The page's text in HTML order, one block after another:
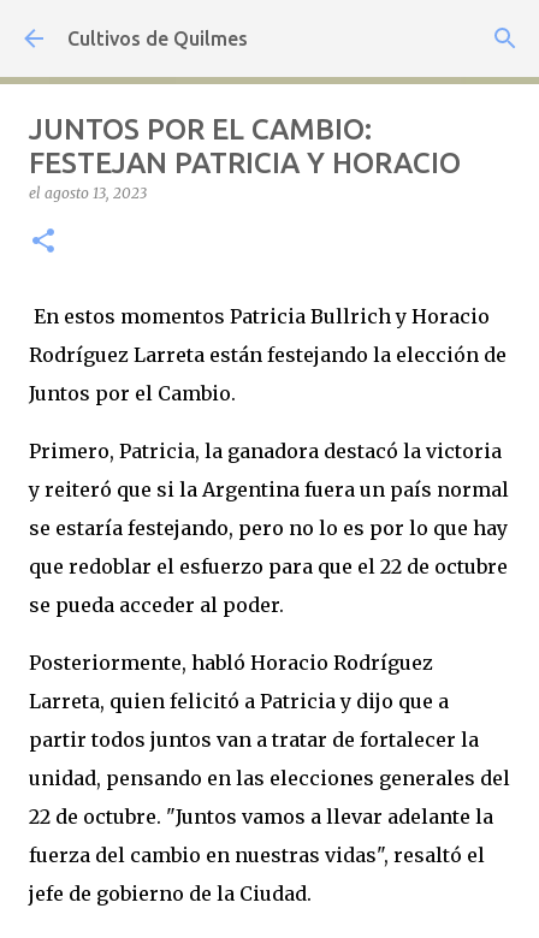
Ir al contenido principal
Cultivos de Quilmes
JUNTOS POR EL CAMBIO:
FESTEJAN PATRICIA Y HORACIO
el agosto 13, 2023
En estos momentos Patricia Bullrich y Horacio
Rodríguez Larreta están festejando la elección de
Juntos por el Cambio.
Primero, Patricia, la ganadora destacó la victoria
y reiteró que si la Argentina fuera un país normal
se estaría festejando, pero no lo es por lo que hay
que redoblar el esfuerzo para que el 22 de octubre
se pueda acceder al poder.
Posteriormente, habló Horacio Rodríguez
Larreta, quien felicitó a Patricia y dijo que a
partir todos juntos van a tratar de fortalecer la
unidad, pensando en las elecciones generales del
22 de octubre. "Juntos vamos a llevar adelante la
fuerza del cambio en nuestras vidas", resaltó el
jefe de gobierno de la Ciudad.